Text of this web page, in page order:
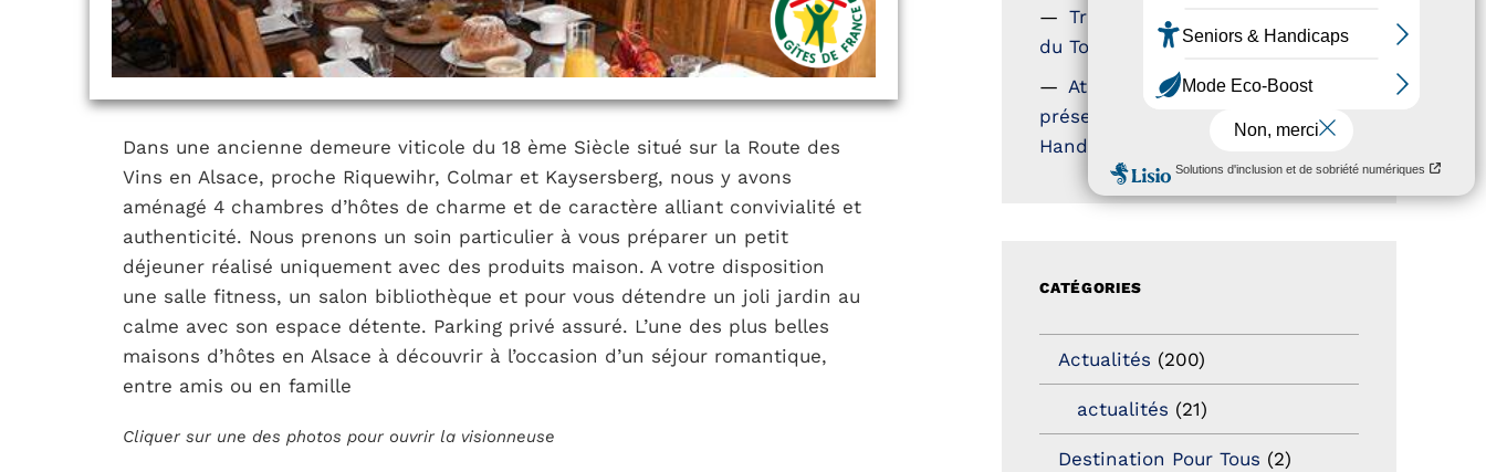
Dans une ancienne demeure viticole du 18 ème Siècle situé sur la Route des
Vins en Alsace, proche Riquewihr, Colmar et Kaysersberg, nous y avons
aménagé 4 chambres d’hôtes de charme et de caractère alliant convivialité et
authenticité. Nous prenons un soin particulier à vous préparer un petit
déjeuner réalisé uniquement avec des produits maison. A votre disposition
une salle fitness, un salon bibliothèque et pour vous détendre un joli jardin au
calme avec son espace détente. Parking privé assuré. L’une des plus belles
maisons d’hôtes en Alsace à découvrir à l’occasion d’un séjour romantique,
entre amis ou en famille
Cliquer sur une des photos pour ouvrir la visionneuse
Trophées Horizons – Acteurs
du Tourisme Durable
Atout France – flyer
présentation label Tourisme &
Handicap
CATÉGORIES
Actualités (200)
actualités (21)
Destination Pour Tous (2)